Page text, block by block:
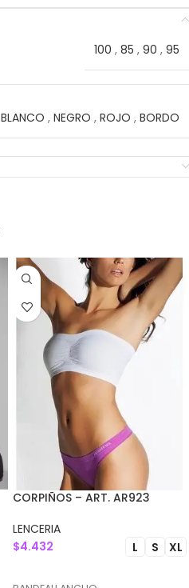
100 , 85 , 90 , 95
BLANCO , NEGRO , ROJO , BORDO
CORPIÑOS – ART. AR923
LENCERIA
$4.432 L S XL